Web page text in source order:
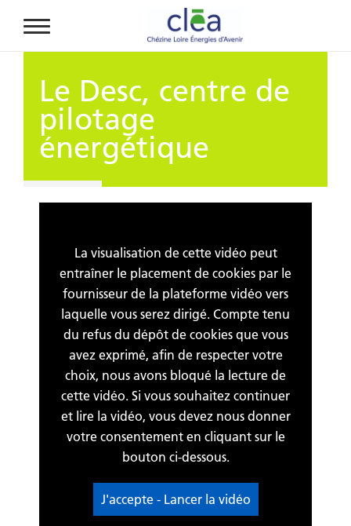
Le Desc, centre de
pilotage
énergétique
La visualisation de cette vidéo peut
entraîner le placement de cookies par le
fournisseur de la plateforme vidéo vers
laquelle vous serez dirigé. Compte tenu
du refus du dépôt de cookies que vous
avez exprimé, afin de respecter votre
choix, nous avons bloqué la lecture de
cette vidéo. Si vous souhaitez continuer
et lire la vidéo, vous devez nous donner
votre consentement en cliquant sur le
bouton ci-dessous.
J'accepte - Lancer la vidéo